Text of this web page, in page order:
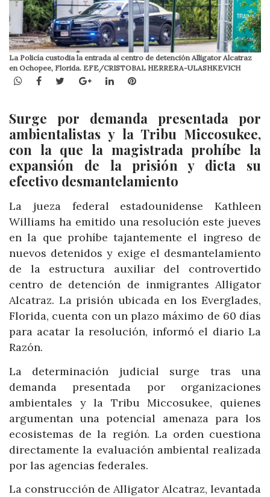
La Policía custodia la entrada al centro de detención Alligator Alcatraz
en Ochopee, Florida. EFE/CRISTOBAL HERRERA-ULASHKEVICH
WhatsApp
Facebook
TwitterGoogle+LinkedInPinterest
Surge por demanda presentada por
ambientalistas y la Tribu Miccosukee,
con la que la magistrada prohíbe la
expansión de la prisión y dicta su
efectivo desmantelamiento
La jueza federal estadounidense Kathleen
Williams ha emitido una resolución este jueves
en la que prohíbe tajantemente el ingreso de
nuevos detenidos y exige el desmantelamiento
de la estructura auxiliar del controvertido
centro de detención de inmigrantes Alligator
Alcatraz. La prisión ubicada en los Everglades,
Florida, cuenta con un plazo máximo de 60 días
para acatar la resolución, informó el diario La
Razón.
La determinación judicial surge tras una
demanda presentada por organizaciones
ambientales y la Tribu Miccosukee, quienes
argumentan una potencial amenaza para los
ecosistemas de la región. La orden cuestiona
directamente la evaluación ambiental realizada
por las agencias federales.
La construcción de Alligator Alcatraz, levantada